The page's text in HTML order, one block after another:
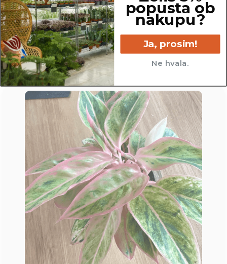
popusta ob
nakupu?
Ja, prosim!
Ne hvala.